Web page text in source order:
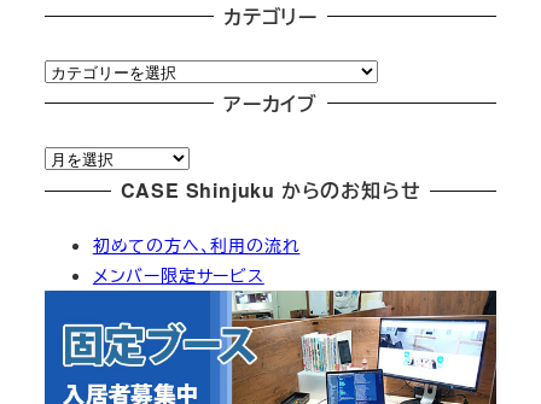
カテゴリー
カ
テ
リ
ー
アーカイブ
ア
ー
CASE Shinjuku からのお知らせ
初めての方へ、利用の流れ
メンバー限定サービス